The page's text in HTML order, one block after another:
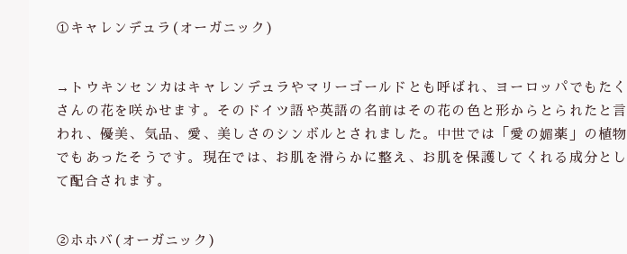
①キャレンデュラ(オーガニック)
→トウキンセンカはキャレンデュラやマリーゴールドとも呼ばれ、ヨーロッパでもたく
さんの花を咲かせます。そのドイツ語や英語の名前はその花の色と形からとられたと言
われ、優美、気品、愛、美しさのシンボルとされました。中世では「愛の媚薬」の植物
でもあったそうです。現在では、お肌を滑らかに整え、お肌を保護してくれる成分とし
て配合されます。
②ホホバ(オーガニック)